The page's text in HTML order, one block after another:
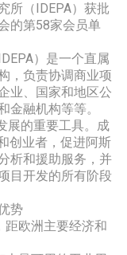
所（IDEPA）获批
的第58家会员单
）是一个直属
，负责协调商业项
业、国家和地区公
金融机构等等。
展的重要工具。成
创业者，促进阿斯
析和援助服务，并
目开发的所有阶段
势
距欧洲主要经济和